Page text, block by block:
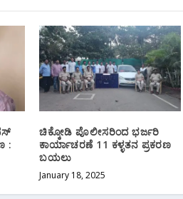
:
ಚಿಕ್ಕೋಡಿ ಪೊಲೀಸರಿಂದ ಭರ್ಜರಿ
ಕಾರ್ಯಾಚರಣೆ 11 ಕಳ್ಳತನ ಪ್ರಕರಣ
ಬಯಲು
January 18, 2025